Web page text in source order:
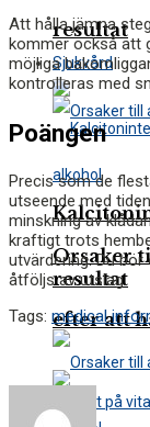
resultat
Orsaker
efter att
Sjukvård
resultat
Att hålla jämna
kommer också att
möjliga
kontrolleras med
Poängen
Precis som de
utseende med
minskning av
kraftigt trots
utvärdering. Du
åtföljs av utslag.
Tags: medical